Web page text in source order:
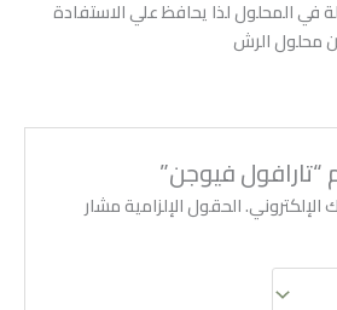
في المحلول لذا يحافظ علي الاستفادة
محلول الرش
فيوجن”
الإلكتروني.الحقول الإلزامية مشار